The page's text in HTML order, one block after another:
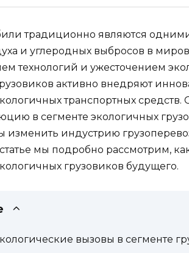
традиционно являются
и углеродных выбросов в
технологий и ужесточением
активно внедряют
транспортных средств.
в сегменте экологичных
изменить индустрию
мы подробно рассмотрим,
грузовиков будущего.
вызовы в сегменте